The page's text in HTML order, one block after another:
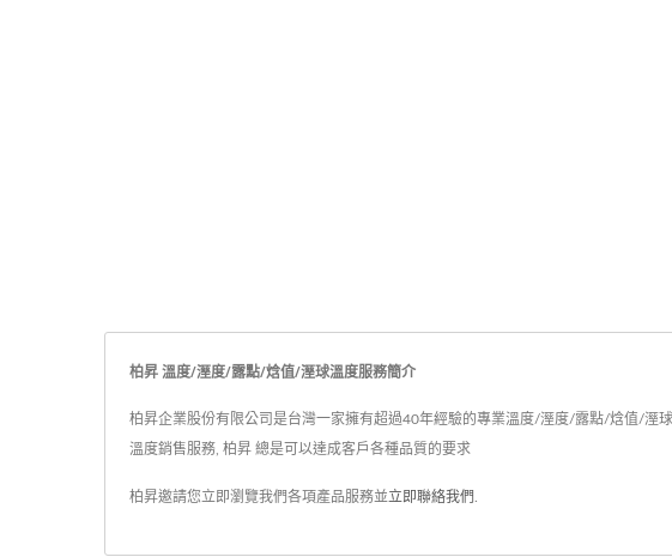
柏昇 溫度/溼度/露點/焓值/溼球溫度服務簡介
柏昇企業股份有限公司是台灣一家擁有超過40年經驗的專業溫度/溼度/露點/焓值/溼
溫度銷售服務, 柏昇 總是可以達成客戶各種品質的要求
柏昇邀請您立即瀏覽我們各項產品服務並立即聯絡我們